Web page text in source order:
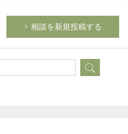
相談を新規投稿する